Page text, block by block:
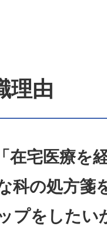
理由
「在宅医療を
科の処方箋
プをしたい